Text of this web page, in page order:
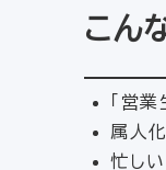
こん
「営
属人
忙し